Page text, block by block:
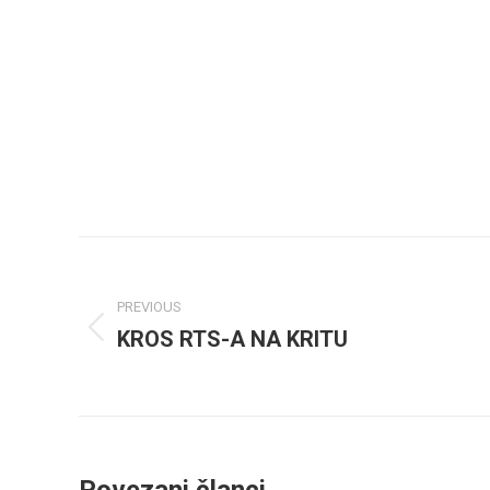
navigation
PREVIOUS
Previous
KROS RTS-A NA KRITU